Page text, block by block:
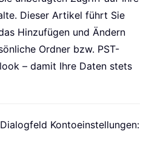
Dieser Artikel führt Sie
Hinzufügen und Ändern
Ordner bzw. PST-
– damit Ihre Daten stets
Kontoeinstellungen: